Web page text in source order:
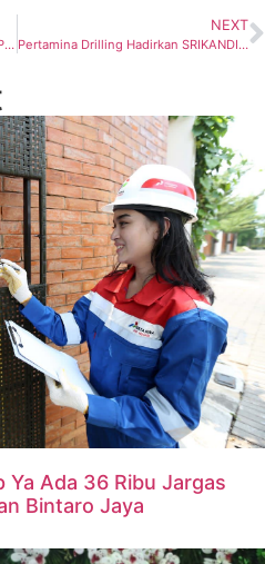
Membawa Warisan Budaya Menjadi Peluang Usaha, Kisah Inspiratif Dua Peraih Penghargaan PFPreneur 2026
NEXT
Pertamina Drilling Hadirkan SRIKANDI, Tempat Pemilah Sampah Berbasis AI untuk Dukung Green Drilling
Ya Ada 36 Ribu Jargas
Bintaro Jaya